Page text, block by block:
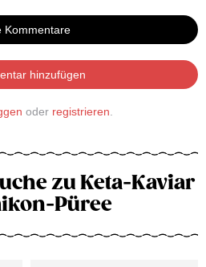
Kommentare
hinzufügen
oder registrieren
zu Keta-Kaviar
Püree